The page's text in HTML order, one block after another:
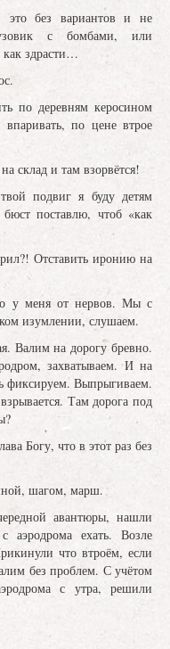
это без вариантов и не
с бомбами, или
здрасти…
по деревням керосином
по цене втрое
склад и там взорвётся!
подвиг я буду детям
поставлю, чтоб «как
Отставить иронию на
у меня от нервов. Мы с
изумлении, слушаем.
Валим на дорогу бревно.
захватываем. И на
фиксируем. Выпрыгиваем.
Там дорога под
Богу, что в этот раз без
шагом, марш.
авантюры, нашли
аэродрома ехать. Возле
что втроём, если
без проблем. С учётом
с утра, решили